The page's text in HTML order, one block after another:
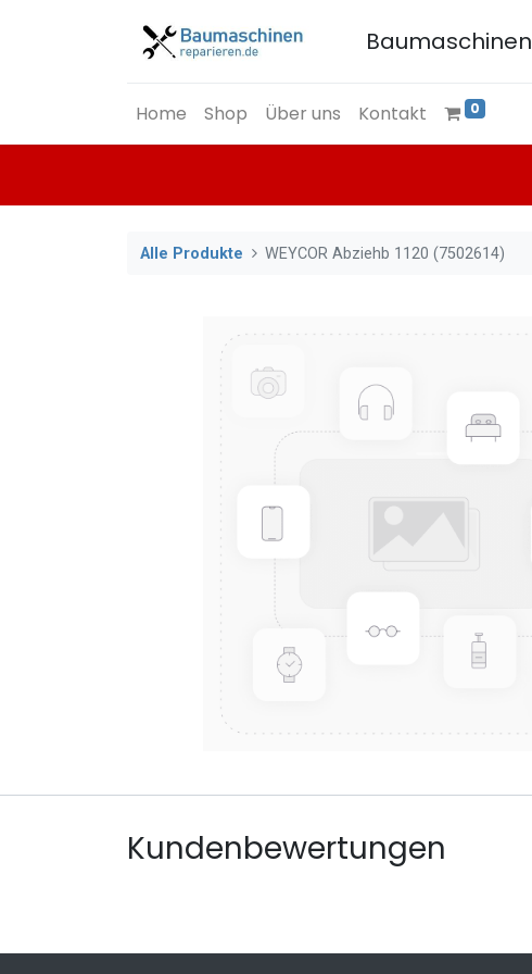
Baumaschinen
Home Shop Über uns Kontakt 0
Alle Produkte WEYCOR Abziehb 1120 (7502614)
Kundenbewertungen